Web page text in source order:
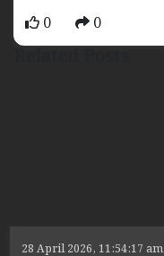
0
0
28 April 2026, 11:54:17 am